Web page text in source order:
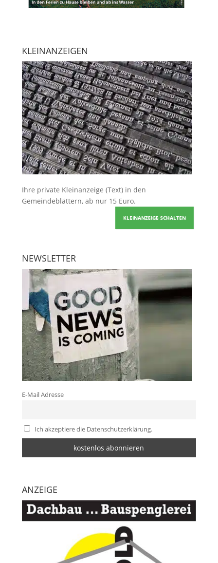
KLEINANZEIGEN
Ihre private Kleinanzeige (Text) in den
Gemeindeblättern, ab nur 15 Euro.
KLEINANZEIGE SCHALTEN
NEWSLETTER
E-Mail Adresse
Ich akzeptiere die Datenschutzerklärung.
ANZEIGE